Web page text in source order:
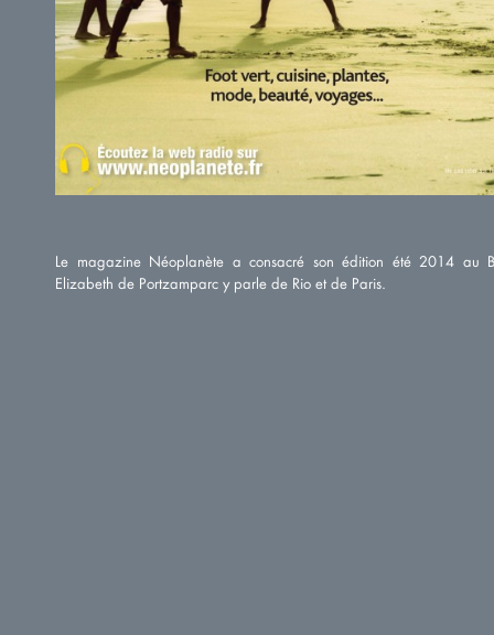
Le magazine Néoplanète a consacré son édition été 2014 au
Elizabeth de Portzamparc y parle de Rio et de Paris.